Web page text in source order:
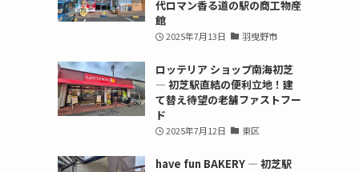
代ロマン香る道の駅の商工物産
館
2025年7月13日 羽曳野市
ロッテリア ショップ南海初芝
— 初芝駅直結の便利立地！建
て替え待望の老舗ファストフー
ド
2025年7月12日 東区
have fun BAKERY — 初芝駅